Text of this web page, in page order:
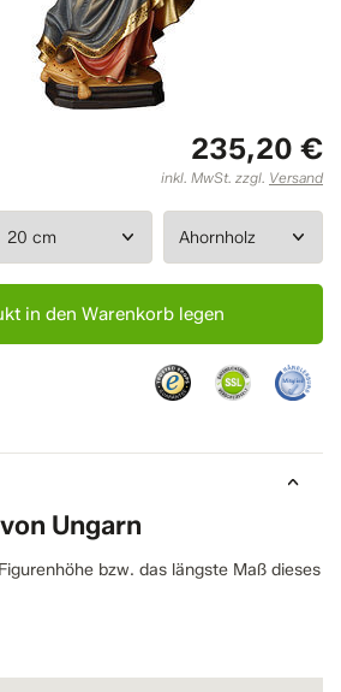
Ungarn
bzw. das längste Maß dieses
235,20 €
inkl. MwSt. zzgl. Versand
in den Warenkorb legen